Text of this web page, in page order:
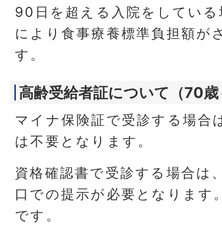
90日を超える入院をしてい
により食事療養標準負担額が
す。
高齢受給者証について（70
マイナ保険証で受診する場合
は不要となります。
資格確認書で受診する場合は
口での提示が必要となります
です。